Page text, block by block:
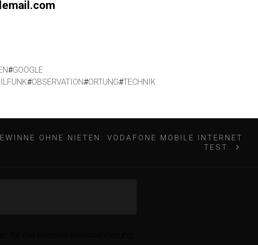
#GOOGLE
#OBSERVATION#ORTUNG#TECHNIK
OHNE NIETEN: VODAFONE MOBILE INTERNET
TEST.